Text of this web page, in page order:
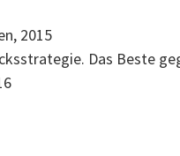
2015
Das Beste